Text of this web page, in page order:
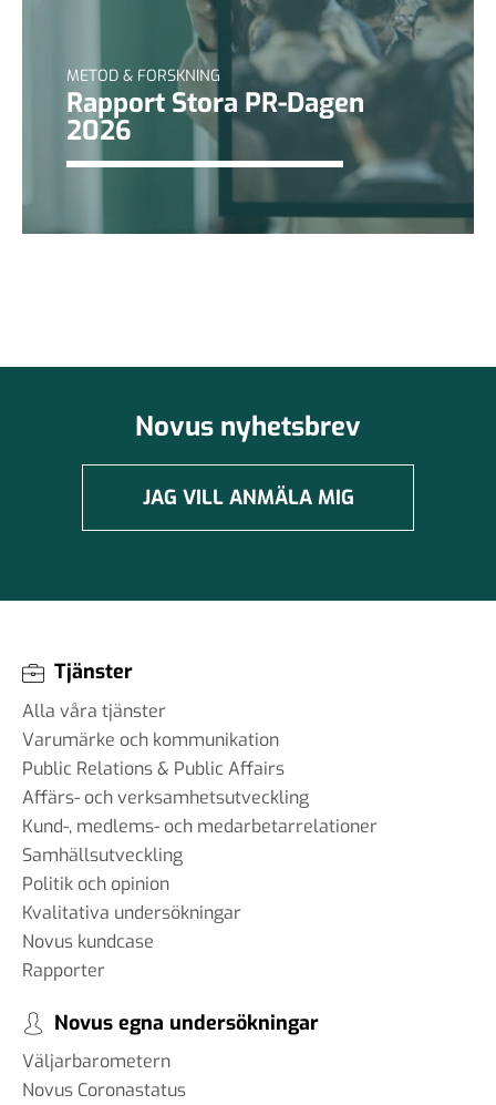
METOD & FORSKNING
Rapport Stora PR-Dagen
2026
Novus nyhetsbrev
JAG VILL ANMÄLA MIG
Tjänster
Alla våra tjänster
Varumärke och kommunikation
Public Relations & Public Affairs
Affärs- och verksamhetsutveckling
Kund-, medlems- och medarbetarrelationer
Samhällsutveckling
Politik och opinion
Kvalitativa undersökningar
Novus kundcase
Rapporter
Novus egna undersökningar
Väljarbarometern
Novus Coronastatus